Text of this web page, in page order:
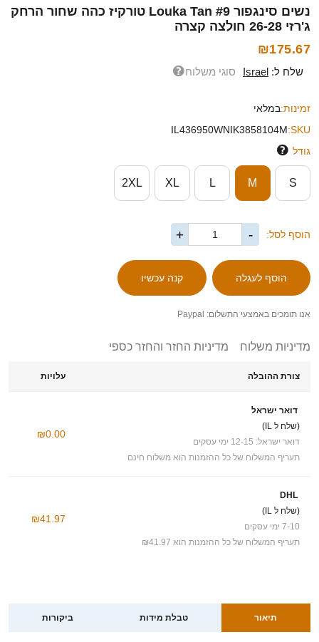
נשים סינגפור Louka Tan #9 טורקיז כהה שחור הרחק
ג'רזי 26-28 חולצה קצרה
₪175.67
שלח ל: Israel סוגי משלוח
זמינות:במלאי
SKU:
IL436950WNIK3858104M
גודל
S
M
L
XL
2XL
הוסף לסל: -
+
אנו תומכים באמצעי התשלום: Paypal
מדיניות משלוח מדיניות החזר והחזר כספי
צורת ההובלה עלויות
דואר ישראל
(שלח ל IL)
דואר ישראל: 12-15 ימי עסקים
תעריף המשלוח של כל ההזמנות הוא משלוח חינם
₪0.00
DHL
(שלח ל IL)
7-10 ימי עסקים
תעריף המשלוח של כל ההזמנות הוא ₪41.97
₪41.97
תיאור טבלת מידות ביקורות